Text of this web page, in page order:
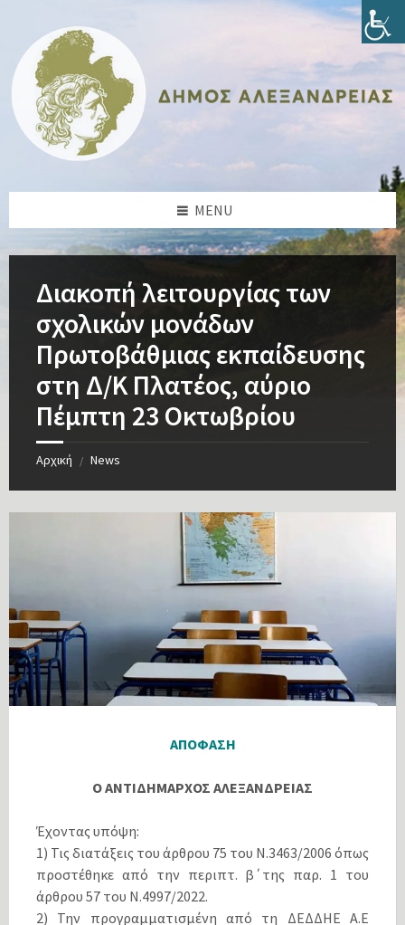
content
sidebar
sidebar
footer
MENU
Διακοπή λειτουργίας των
σχολικών μονάδων
Πρωτοβάθμιας εκπαίδευσης
στη Δ/Κ Πλατέος, αύριο
Πέμπτη 23 Οκτωβρίου
Αρχική / News
ΑΠΟΦΑΣΗ
Ο ΑΝΤΙΔΗΜΑΡΧΟΣ ΑΛΕΞΑΝΔΡΕΙΑΣ
Έχοντας υπόψη:
1) Τις διατάξεις του άρθρου 75 του Ν.3463/2006 όπως
προστέθηκε από την περιπτ. β΄της παρ. 1 του
άρθρου 57 του Ν.4997/2022.
2) Την προγραμματισμένη από τη ΔΕΔΔΗΕ Α.Ε